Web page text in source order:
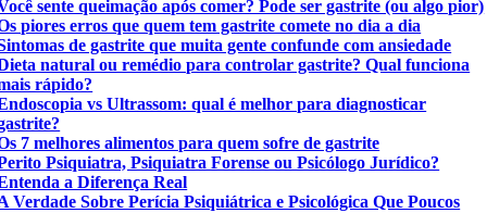
sente queimação após comer? Pode ser gastrite (ou algo pior)
piores erros que quem tem gastrite comete no dia a dia
de gastrite que muita gente confunde com ansiedade
natural ou remédio para controlar gastrite? Qual funciona
rápido?
vs Ultrassom: qual é melhor para diagnosticar
7 melhores alimentos para quem sofre de gastrite
Psiquiatra, Psiquiatra Forense ou Psicólogo Jurídico?
a Diferença Real
Verdade Sobre Perícia Psiquiátrica e Psicológica Que Poucos